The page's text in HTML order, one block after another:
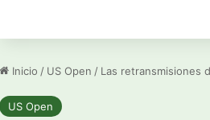
Inicio / US Open / Las retransmisiones
US Open